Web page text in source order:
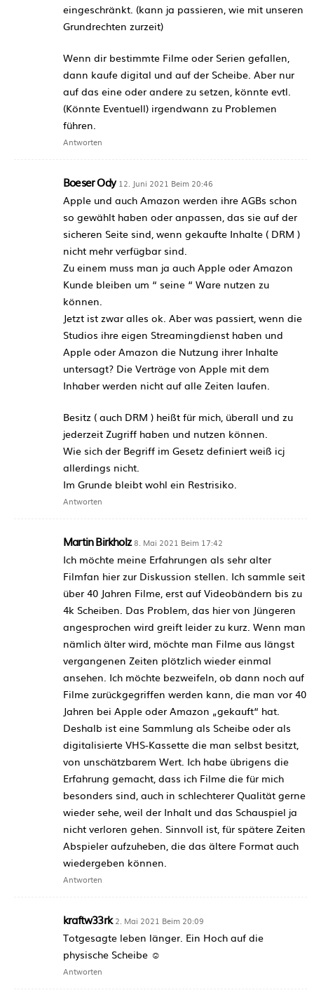
eingeschränkt. (kann ja passieren, wie mit unseren
Grundrechten zurzeit)
Wenn dir bestimmte Filme oder Serien gefallen,
dann kaufe digital und auf der Scheibe. Aber nur
auf das eine oder andere zu setzen, könnte evtl.
(Könnte Eventuell) irgendwann zu Problemen
führen.
Antworten
Boeser Ody 12. Juni 2021 Beim 20:46
Apple und auch Amazon werden ihre AGBs schon
so gewählt haben oder anpassen, das sie auf der
sicheren Seite sind, wenn gekaufte Inhalte ( DRM )
nicht mehr verfügbar sind.
Zu einem muss man ja auch Apple oder Amazon
Kunde bleiben um “ seine “ Ware nutzen zu
können.
Jetzt ist zwar alles ok. Aber was passiert, wenn die
Studios ihre eigen Streamingdienst haben und
Apple oder Amazon die Nutzung ihrer Inhalte
untersagt? Die Verträge von Apple mit dem
Inhaber werden nicht auf alle Zeiten laufen.
Besitz ( auch DRM ) heißt für mich, überall und zu
jederzeit Zugriff haben und nutzen können.
Wie sich der Begriff im Gesetz definiert weiß icj
allerdings nicht.
Im Grunde bleibt wohl ein Restrisiko.
Antworten
Martin Birkholz 8. Mai 2021 Beim 17:42
Ich möchte meine Erfahrungen als sehr alter
Filmfan hier zur Diskussion stellen. Ich sammle seit
über 40 Jahren Filme, erst auf Videobändern bis zu
4k Scheiben. Das Problem, das hier von Jüngeren
angesprochen wird greift leider zu kurz. Wenn man
nämlich älter wird, möchte man Filme aus längst
vergangenen Zeiten plötzlich wieder einmal
ansehen. Ich möchte bezweifeln, ob dann noch auf
Filme zurückgegriffen werden kann, die man vor 40
Jahren bei Apple oder Amazon „gekauft“ hat.
Deshalb ist eine Sammlung als Scheibe oder als
digitalisierte VHS-Kassette die man selbst besitzt,
von unschätzbarem Wert. Ich habe übrigens die
Erfahrung gemacht, dass ich Filme die für mich
besonders sind, auch in schlechterer Qualität gerne
wieder sehe, weil der Inhalt und das Schauspiel ja
nicht verloren gehen. Sinnvoll ist, für spätere Zeiten
Abspieler aufzuheben, die das ältere Format auch
wiedergeben können.
Antworten
kraftw33rk 2. Mai 2021 Beim 20:09
Totgesagte leben länger. Ein Hoch auf die
physische Scheibe ☺️
Antworten